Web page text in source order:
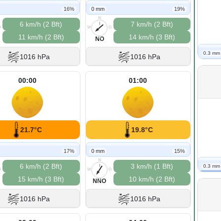
16%
6 km/h (2 Bft)
11 km/h (2 Bft)
1016 hPa
0 mm 19%
N
O
S
W
NO
7 km/h (2 Bft)
14 km/h (3 Bft)
1016 hPa
00:00
21.7°C
17%
6 km/h (2 Bft)
15 km/h (3 Bft)
1016 hPa
01:00
19.8°C
0 mm 15%
N
O
S
W
NNO
3 km/h (1 Bft)
10 km/h (2 Bft)
1016 hPa
0.3 mm
0.3 mm